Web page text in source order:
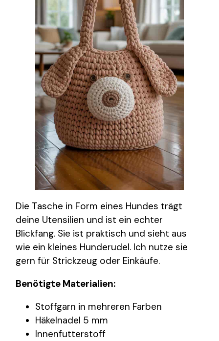
Die Tasche in Form eines Hundes trägt
deine Utensilien und ist ein echter
Blickfang. Sie ist praktisch und sieht aus
wie ein kleines Hunderudel. Ich nutze sie
gern für Strickzeug oder Einkäufe.
Benötigte Materialien:
Stoffgarn in mehreren Farben
Häkelnadel 5 mm
Innenfutterstoff